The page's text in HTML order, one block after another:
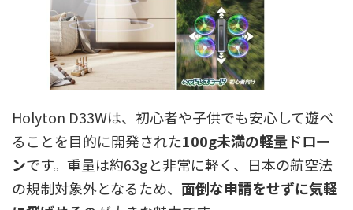
Holyton D33Wは、初心者や子供でも安心して遊べ
ることを目的に開発された100g未満の軽量ドロー
ンです。重量は約63gと非常に軽く、日本の航空法
の規制対象外となるため、 面倒な申請をせずに気軽